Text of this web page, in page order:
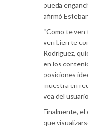
pueda
afirmó
“Como te
ven bien te
Rodríguez,
en los
posiciones
muestra en
vea del
Finalmente, el
que